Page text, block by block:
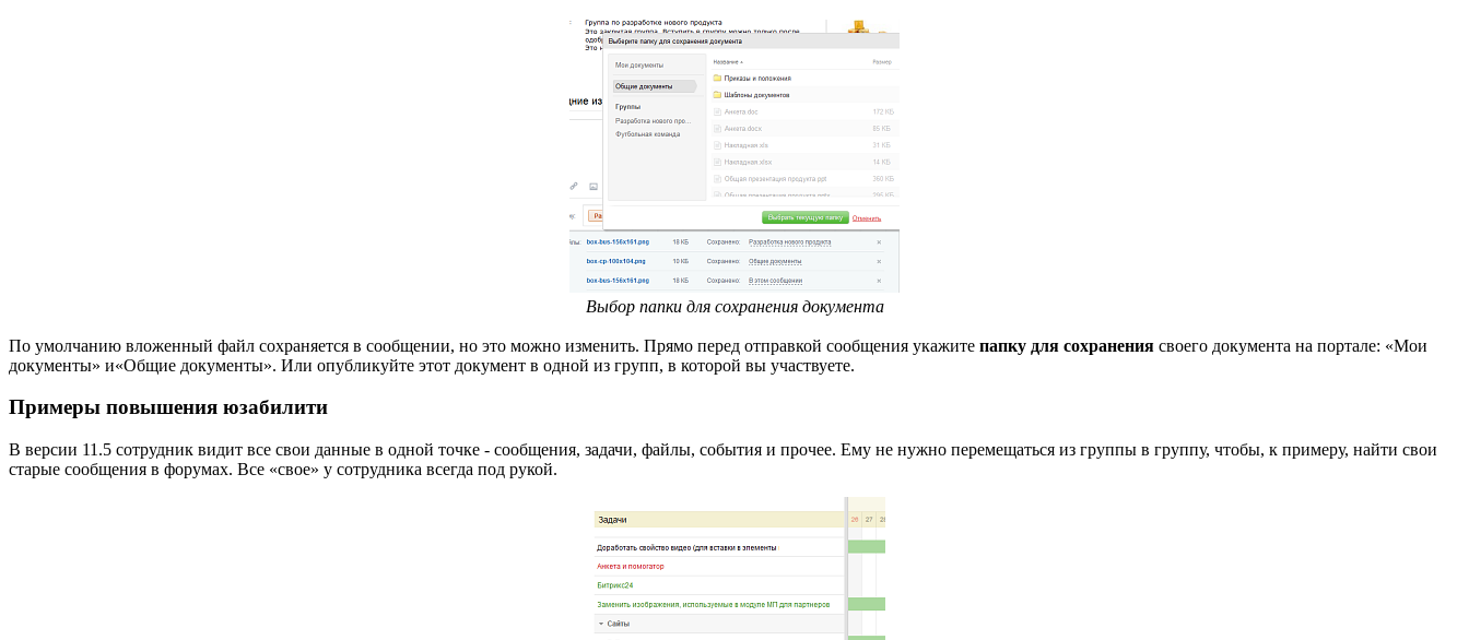
Выбор папки для сохранения документа
По умолчанию вложенный файл сохраняется в сообщении, но это можно изменить. Прямо перед отправкой сообщения укажите папку для сохранения своего документа на портале: «Мои
документы» и«Общие документы». Или опубликуйте этот документ в одной из групп, в которой вы участвуете.
Примеры повышения юзабилити
В версии 11.5 сотрудник видит все свои данные в одной точке - сообщения, задачи, файлы, события и прочее. Ему не нужно перемещаться из группы в группу, чтобы, к примеру, найти свои
старые сообщения в форумах. Все «свое» у сотрудника всегда под рукой.